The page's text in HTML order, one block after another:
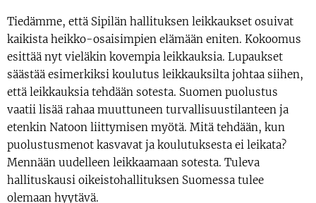
Tiedämme, että Sipilän hallituksen leikkaukset osuivat
kaikista heikko-osaisimpien elämään eniten. Kokoomus
esittää nyt vieläkin kovempia leikkauksia. Lupaukset
säästää esimerkiksi koulutus leikkauksilta johtaa siihen,
että leikkauksia tehdään sotesta. Suomen puolustus
vaatii lisää rahaa muuttuneen turvallisuustilanteen ja
etenkin Natoon liittymisen myötä. Mitä tehdään, kun
puolustusmenot kasvavat ja koulutuksesta ei leikata?
Mennään uudelleen leikkaamaan sotesta. Tuleva
hallituskausi oikeistohallituksen Suomessa tulee
olemaan hyytävä.